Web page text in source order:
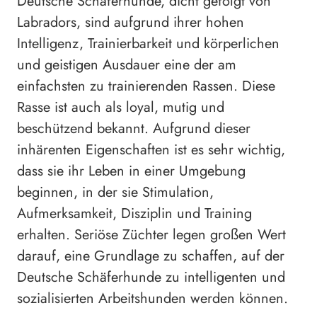
Labradors, sind aufgrund ihrer hohen
Intelligenz, Trainierbarkeit und körperlichen
und geistigen Ausdauer eine der am
einfachsten zu trainierenden Rassen. Diese
Rasse ist auch als loyal, mutig und
beschützend bekannt. Aufgrund dieser
inhärenten Eigenschaften ist es sehr wichtig,
dass sie ihr Leben in einer Umgebung
beginnen, in der sie Stimulation,
Aufmerksamkeit, Disziplin und Training
erhalten. Seriöse Züchter legen großen Wert
darauf, eine Grundlage zu schaffen, auf der
Deutsche Schäferhunde zu intelligenten und
sozialisierten Arbeitshunden werden können.